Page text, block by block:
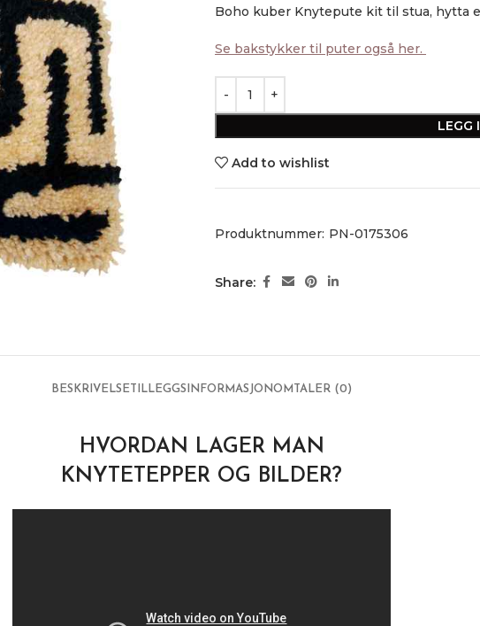
Boho kuber Knytepute kit til stua, hytta
Se bakstykker til puter også her.
LEGG
Add to wishlist
Produktnummer: PN-0175306
Share:
BESKRIVELSE TILLEGGSINFORMASJONOMTALER (0)
HVORDAN LAGER MAN
KNYTETEPPER OG BILDER?